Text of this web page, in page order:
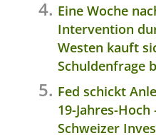
Eine Woche
Intervention
Westen kauft
Schuldenfrage
Fed schickt
19-Jahres-
Schweizer